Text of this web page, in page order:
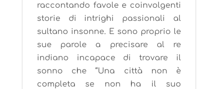
raccontando favole e coinvolgenti
storie di intrighi passionali al
sultano insonne. E sono proprio le
sue parole a precisare al re
indiano incapace di trovare il
sonno che “Una città non è
completa se non ha il suo